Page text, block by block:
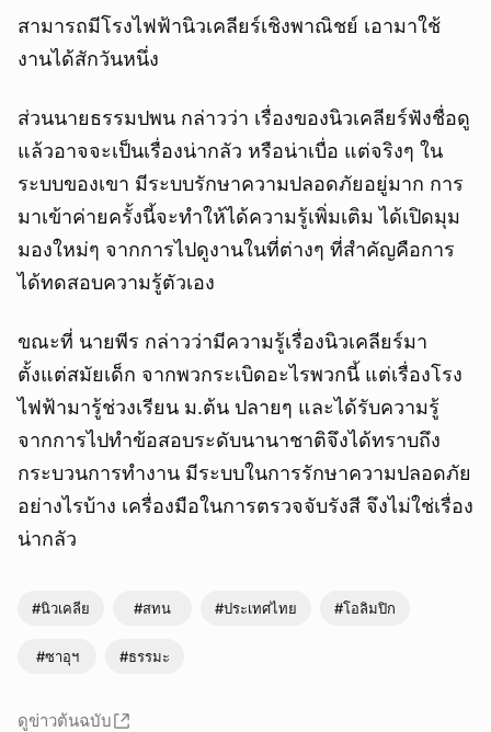
สามารถมีโรงไฟฟ้านิวเคลียร์เชิงพาณิชย์ เอามาใช้
งานได้สักวันหนึ่ง
ส่วนนายธรรมปพน กล่าวว่า เรื่องของนิวเคลียร์ฟังชื่อดู
แล้วอาจจะเป็นเรื่องน่ากลัว หรือน่าเบื่อ แต่จริงๆ ใน
ระบบของเขา มีระบบรักษาความปลอดภัยอยู่มาก การ
มาเข้าค่ายครั้งนี้จะทำให้ได้ความรู้เพิ่มเติม ได้เปิดมุม
มองใหม่ๆ จากการไปดูงานในที่ต่างๆ ที่สำคัญคือการ
ได้ทดสอบความรู้ตัวเอง
ขณะที่ นายพีร กล่าวว่ามีความรู้เรื่องนิวเคลียร์มา
ตั้งแต่สมัยเด็ก จากพวกระเบิดอะไรพวกนี้ แต่เรื่องโรง
ไฟฟ้ามารู้ช่วงเรียน ม.ต้น ปลายๆ และได้รับความรู้
จากการไปทำข้อสอบระดับนานาชาติจึงได้ทราบถึง
กระบวนการทำงาน มีระบบในการรักษาความปลอดภัย
อย่างไรบ้าง เครื่องมือในการตรวจจับรังสี จึงไม่ใช่เรื่อง
น่ากลัว
#นิวเคลีย #สทน #ประเทศไทย #โอลิมปิก
#ซาอุฯ #ธรรมะ
ดูข่าวต้นฉบับ
ยกเลิก